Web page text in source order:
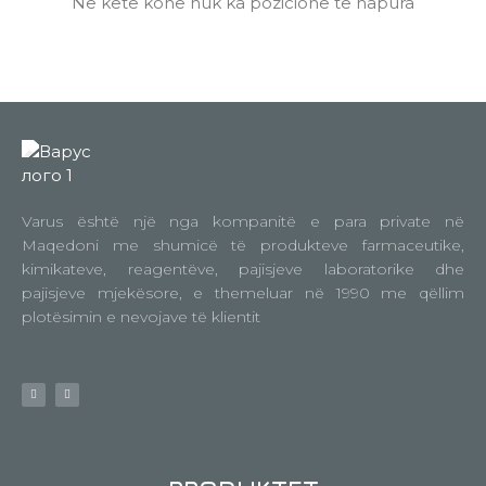
Varus është një nga kompanitë e para private në
Maqedoni me shumicë të produkteve farmaceutike,
kimikateve, reagentëve, pajisjeve laboratorike dhe
pajisjeve mjekësore, e themeluar në 1990 me qëllim
plotësimin e nevojave të klientit